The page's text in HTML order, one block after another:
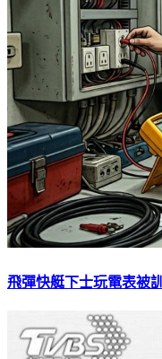
飛彈快艇下士玩電表被